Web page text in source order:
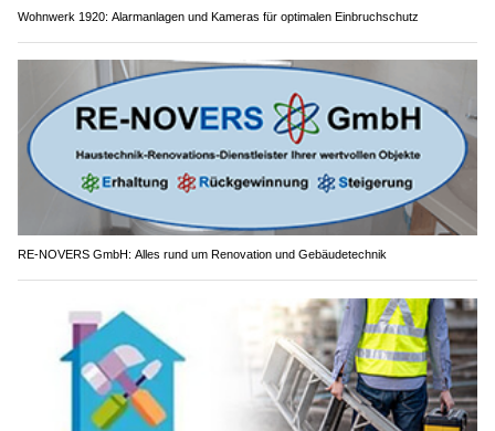
Wohnwerk 1920: Alarmanlagen und Kameras für optimalen Einbruchschutz
RE-NOVERS GmbH: Alles rund um Renovation und Gebäudetechnik